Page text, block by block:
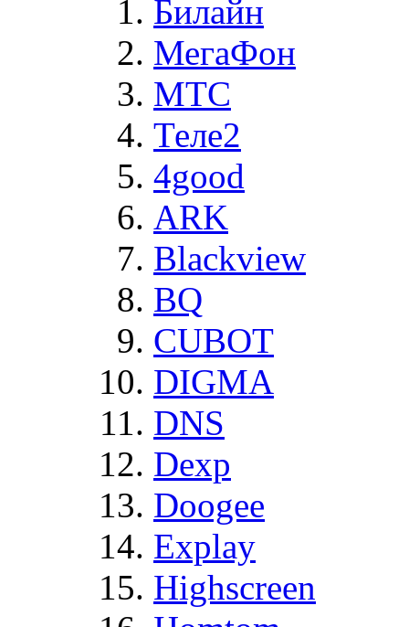
Билайн
МегаФон
MTC
Теле2
4good
ARK
Blackview
BQ
CUBOT
DIGMA
DNS
Dexp
Doogee
Explay
Highscreen